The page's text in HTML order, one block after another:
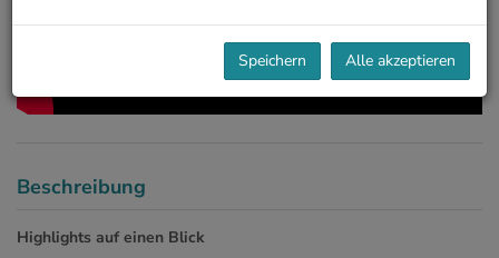
Beschreibung
Highlights auf einen Blick
Speichern Alle akzeptieren